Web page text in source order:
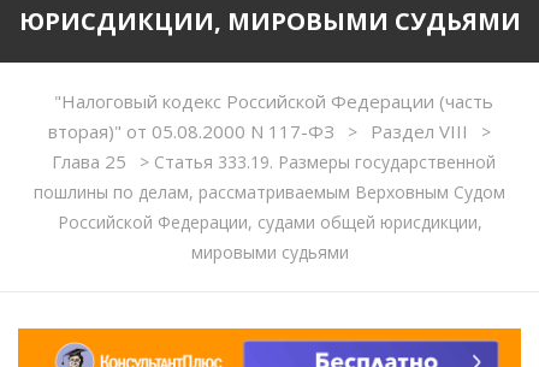
ЮРИСДИКЦИИ, МИРОВЫМИ СУДЬЯМИ
"Налоговый кодекс Российской Федерации (часть
вторая)" от 05.08.2000 N 117-ФЗ
> Раздел VIII >
Глава 25 > Статья 333.19. Размеры государственной
пошлины по делам, рассматриваемым Верховным Судом
Российской Федерации, судами общей юрисдикции,
мировыми судьями